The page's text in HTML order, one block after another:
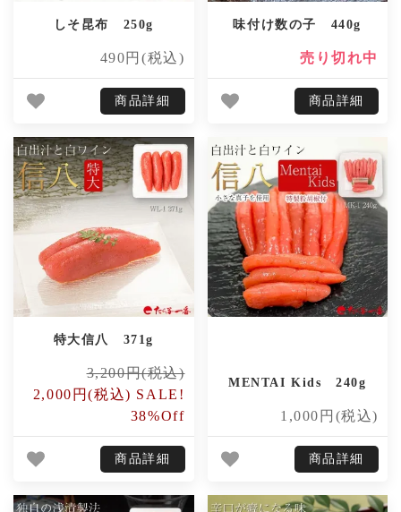
しそ昆布 250g
490円(税込)
商品詳細
味付け数の子 440g
売り切れ中
商品詳細
特大信八 371g
3,200円(税込)
2,000円(税込) SALE!
38%Off
商品詳細
MENTAI Kids 240g
1,000円(税込)
商品詳細